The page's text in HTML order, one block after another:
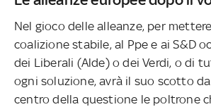
Nel gioco delle alleanze, per
coalizione stabile, al Ppe e ai S&D
dei Liberali (Alde) o dei Verdi, o di
ogni soluzione, avrà il suo scotto
centro della questione le poltrone